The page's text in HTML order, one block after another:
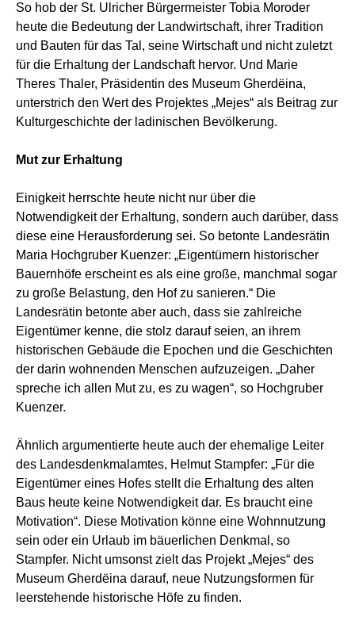
So hob der St. Ulricher Bürgermeister Tobia Moroder
heute die Bedeutung der Landwirtschaft, ihrer Tradition
und Bauten für das Tal, seine Wirtschaft und nicht zuletzt
für die Erhaltung der Landschaft hervor. Und Marie
Theres Thaler, Präsidentin des Museum Gherdëina,
unterstrich den Wert des Projektes „Mejes“ als Beitrag zur
Kulturgeschichte der ladinischen Bevölkerung.
Mut zur Erhaltung
Einigkeit herrschte heute nicht nur über die
Notwendigkeit der Erhaltung, sondern auch darüber, dass
diese eine Herausforderung sei. So betonte Landesrätin
Maria Hochgruber Kuenzer: „Eigentümern historischer
Bauernhöfe erscheint es als eine große, manchmal sogar
zu große Belastung, den Hof zu sanieren.“ Die
Landesrätin betonte aber auch, dass sie zahlreiche
Eigentümer kenne, die stolz darauf seien, an ihrem
historischen Gebäude die Epochen und die Geschichten
der darin wohnenden Menschen aufzuzeigen. „Daher
spreche ich allen Mut zu, es zu wagen“, so Hochgruber
Kuenzer.
Ähnlich argumentierte heute auch der ehemalige Leiter
des Landesdenkmalamtes, Helmut Stampfer: „Für die
Eigentümer eines Hofes stellt die Erhaltung des alten
Baus heute keine Notwendigkeit dar. Es braucht eine
Motivation“. Diese Motivation könne eine Wohnnutzung
sein oder ein Urlaub im bäuerlichen Denkmal, so
Stampfer. Nicht umsonst zielt das Projekt „Mejes“ des
Museum Gherdëina darauf, neue Nutzungsformen für
leerstehende historische Höfe zu finden.